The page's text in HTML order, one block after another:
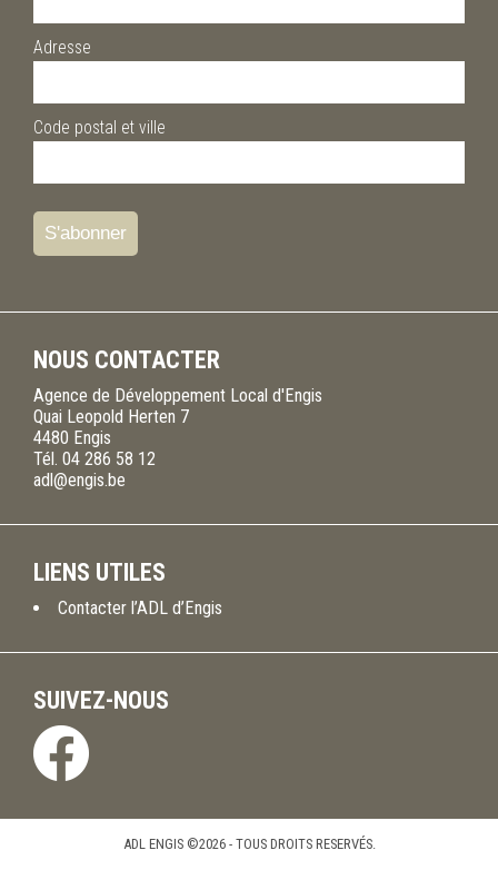
Adresse
Code postal et ville
NOUS CONTACTER
Agence de Développement Local d'Engis
Quai Leopold Herten 7
4480 Engis
Tél. 04 286 58 12
adl@engis.be
LIENS UTILES
Contacter l’ADL d’Engis
SUIVEZ-NOUS
ADL ENGIS ©2026 - TOUS DROITS RESERVÉS.